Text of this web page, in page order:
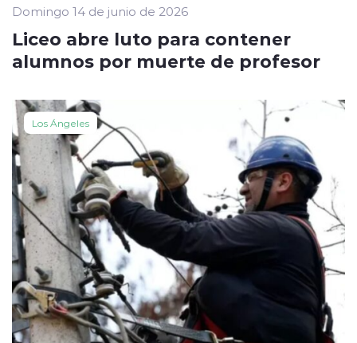
Domingo 14 de junio de 2026
Liceo abre luto para contener
alumnos por muerte de profesor
Los Ángeles